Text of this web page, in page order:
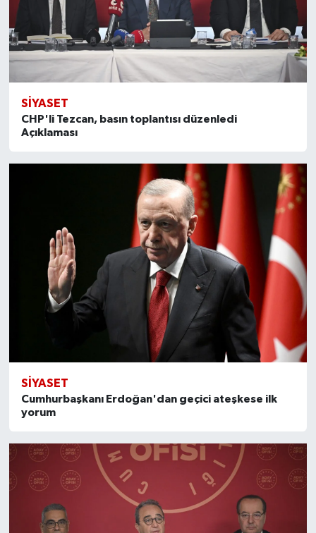
SİYASET
CHP'li Tezcan, basın toplantısı düzenledi
Açıklaması
SİYASET
Cumhurbaşkanı Erdoğan'dan geçici ateşkese ilk
yorum